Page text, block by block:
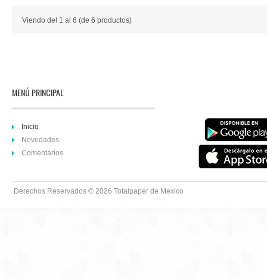
Viendo del 1 al 6 (de 6 productos)
MENÚ PRINCIPAL
Inicio
Novedades
Comentarios
Derechos Reservados © 2026 Totalpaper de Mexico